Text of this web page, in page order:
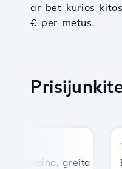
ar bet kurios
€ per metus.
kaina, greita ir efektyvi